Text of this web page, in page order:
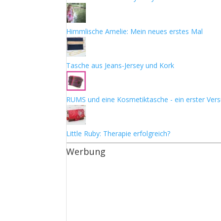
Himmlische Amelie: Mein neues erstes Mal
Tasche aus Jeans-Jersey und Kork
RUMS und eine Kosmetiktasche - ein erster
Little Ruby: Therapie erfolgreich?
Werbung